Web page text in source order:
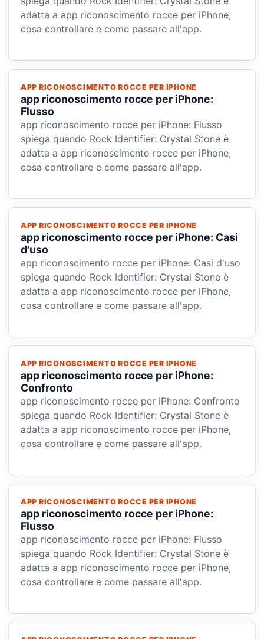
adatta a app riconoscimento rocce per iPhone,
cosa controllare e come passare all'app.
APP RICONOSCIMENTO ROCCE PER IPHONE
app riconoscimento rocce per iPhone:
Flusso
app riconoscimento rocce per iPhone: Flusso
spiega quando Rock Identifier: Crystal Stone è
adatta a app riconoscimento rocce per iPhone,
cosa controllare e come passare all'app.
APP RICONOSCIMENTO ROCCE PER IPHONE
app riconoscimento rocce per iPhone: Casi
d'uso
app riconoscimento rocce per iPhone: Casi d'uso
spiega quando Rock Identifier: Crystal Stone è
adatta a app riconoscimento rocce per iPhone,
cosa controllare e come passare all'app.
APP RICONOSCIMENTO ROCCE PER IPHONE
app riconoscimento rocce per iPhone:
Confronto
app riconoscimento rocce per iPhone: Confronto
spiega quando Rock Identifier: Crystal Stone è
adatta a app riconoscimento rocce per iPhone,
cosa controllare e come passare all'app.
APP RICONOSCIMENTO ROCCE PER IPHONE
app riconoscimento rocce per iPhone:
Flusso
app riconoscimento rocce per iPhone: Flusso
spiega quando Rock Identifier: Crystal Stone è
adatta a app riconoscimento rocce per iPhone,
cosa controllare e come passare all'app.